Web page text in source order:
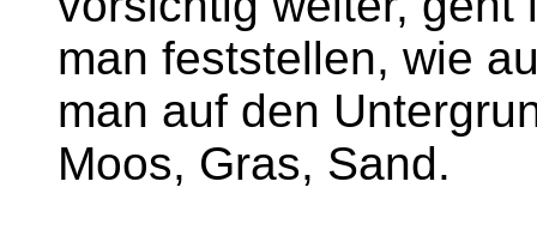
man feststellen, wie
man auf den
Moos, Gras, Sand.